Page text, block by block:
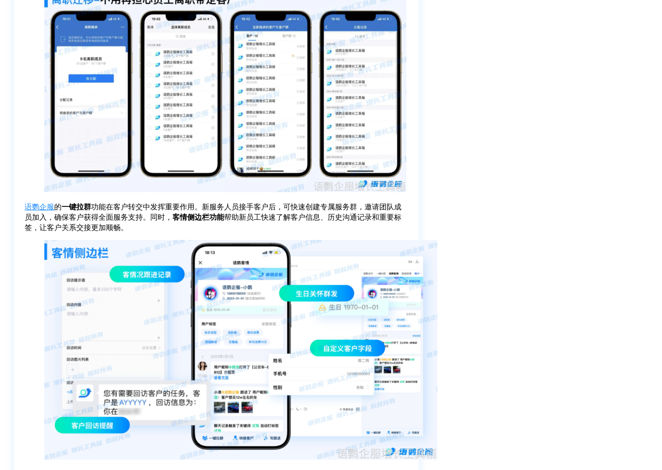
语鹦企服的一键拉群功能在客户转交中发挥重要作用。新服务人员接手客户后，可快速创建专属服务群，邀请团队成
员加入，确保客户获得全面服务支持。同时， 客情侧边栏功能帮助新员工快速了解客户信息、历史沟通记录和重要标
签，让客户关系交接更加顺畅。